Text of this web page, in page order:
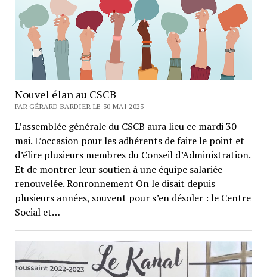
Nouvel élan au CSCB
PAR GÉRARD BARDIER LE 30 MAI 2023
L’assemblée générale du CSCB aura lieu ce mardi 30
mai. L’occasion pour les adhérents de faire le point et
d’élire plusieurs membres du Conseil d’Administration.
Et de montrer leur soutien à une équipe salariée
renouvelée. Ronronnement On le disait depuis
plusieurs années, souvent pour s’en désoler : le Centre
Social et…